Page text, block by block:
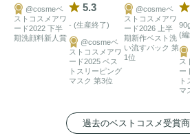
ミツバチからの恵み・ハチミツ、ミ
エキス、そしてワカメエキスは、古
れてきました。耳を澄ませば、これ
かけるささやきが聞こえてくるかも
“ビー”ティフルなしっとりお肌を目指
『テリング ザ ビーズ』（数量限定商
@cosmeベ
ストコスメアワ
ード2022 下半
期洗顔料新人賞
5.3
- (生産終了)
@cosmeベ
ストコスメアワ
ード2025 ベス
トスリーピング
マスク 第3位
@cosmeベ
ストコスメアワ
ード2026 上半
期新作ベスト洗
い流すパック 第
1位
(
ス
ー
マ
過去のベストコスメ受賞